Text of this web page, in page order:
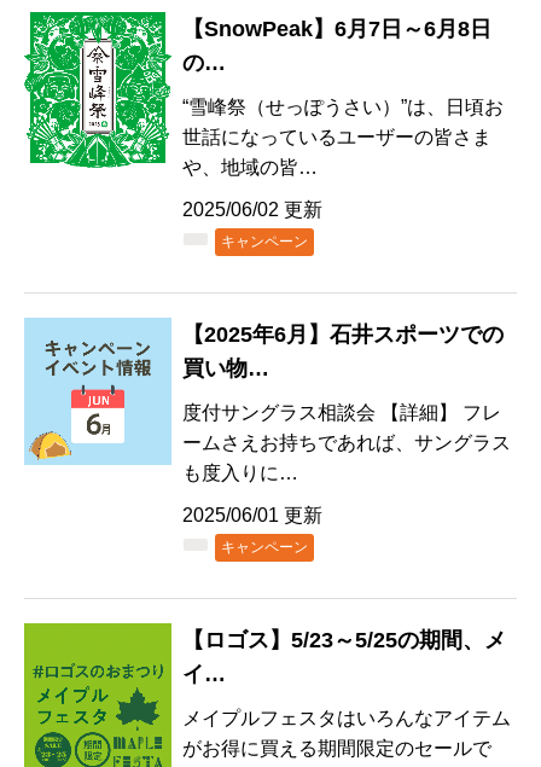
【SnowPeak】6月7日～6月8日
の…
“雪峰祭（せっぽうさい）”は、⽇頃お
世話になっているユーザーの皆さま
や、地域の皆…
2025/06/02 更新
キャンペーン
【2025年6月】石井スポーツでの
買い物…
度付サングラス相談会 【詳細】 フレ
ームさえお持ちであれば、サングラス
も度入りに…
2025/06/01 更新
キャンペーン
【ロゴス】5/23～5/25の期間、メ
イ…
メイプルフェスタはいろんなアイテム
がお得に買える期間限定のセールで